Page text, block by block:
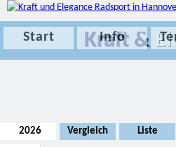
Kraft &
Start Info
2026 Vergleich Liste